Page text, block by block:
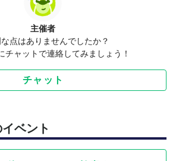
主催者
点はありませんでしたか？
チャットで連絡してみましょう！
チャット
ベント